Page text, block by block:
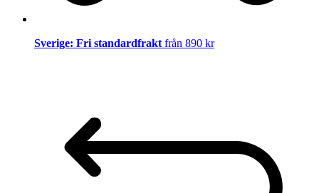
Sverige: Fri standardfrakt från 890 kr